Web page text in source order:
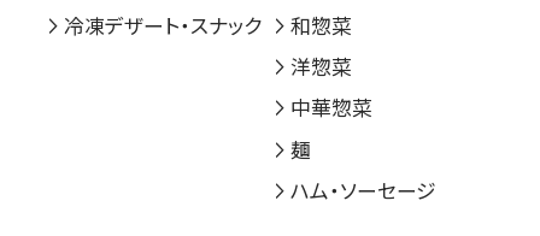
冷凍デザート・スナック
和惣菜
洋惣菜
中華惣菜
麺
ハム・ソーセージ